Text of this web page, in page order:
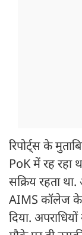
रिपोर्ट्स के
PoK में रह रहा
सक्रिय रहता
AIMS कॉलेज के
दिया.